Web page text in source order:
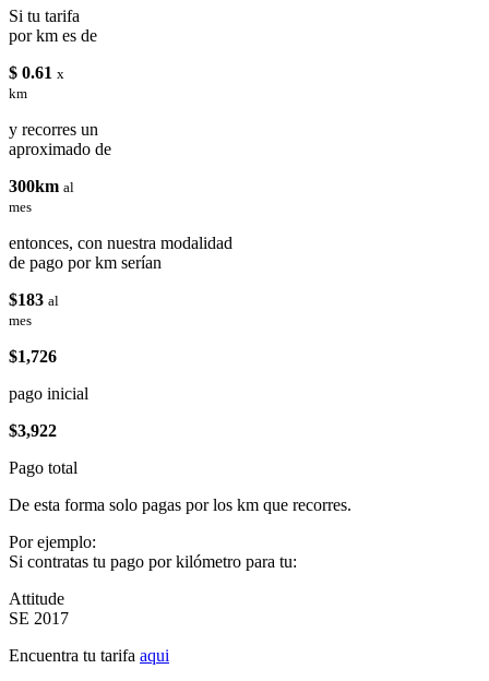
Si tu tarifa
por km es de
$ 0.61 x
km
y recorres un
aproximado de
300km al
mes
entonces, con nuestra modalidad
de pago por km serían
$183 al
mes
$1,726
pago inicial
$3,922
Pago total
De esta forma solo pagas por los km que recorres.
Por ejemplo:
Si contratas tu pago por kilómetro para tu:
Attitude
SE 2017
Encuentra tu tarifa aqui